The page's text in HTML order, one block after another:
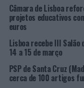
· 5 por detenção ou
· 12 por outros;
· 20 por mandados.
Câmara de Lisboa
projetos educativos
euros
Lisboa recebe III Salão
14 a 15 de março
PSP de Santa Cruz
cerca de 100 artigos